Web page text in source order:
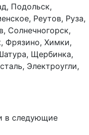
Подольск,
Реутов, Руза,
Солнечногорск,
Фрязино, Химки,
Щербинка,
Электроугли,
в следующие